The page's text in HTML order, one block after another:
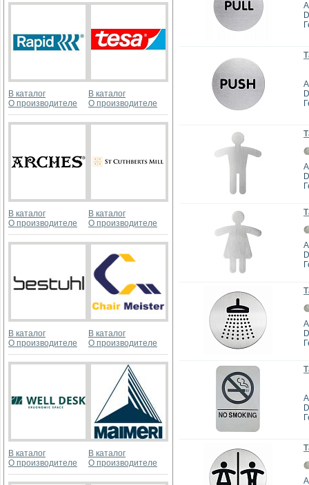
В каталог
О производителе
В каталог
О производителе
В каталог
О производителе
В каталог
О производителе
В каталог
О производителе
В каталог
О производителе
В каталог
О производителе
В каталог
О производителе